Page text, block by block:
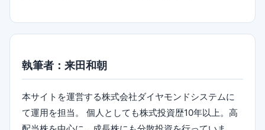
執筆者：来田和朝
本サイトを運営する株式会社ダイヤモンドシステムに
て運用を担当。 個人としても株式投資歴10年以上。高